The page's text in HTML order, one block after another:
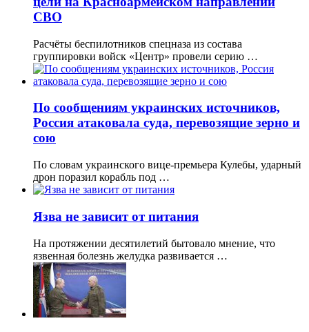
СВО
Расчёты беспилотников спецназа из состава
группировки войск «Центр» провели серию …
По сообщениям украинских источников,
Россия атаковала суда, перевозящие зерно и
сою
По словам украинского вице-премьера Кулебы, ударный
дрон поразил корабль под …
Язва не зависит от питания
На протяжении десятилетий бытовало мнение, что
язвенная болезнь желудка развивается …